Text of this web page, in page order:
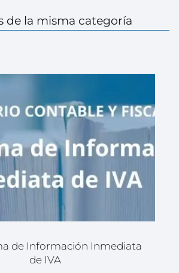
de la misma categoría
de Información Inmediata
de IVA